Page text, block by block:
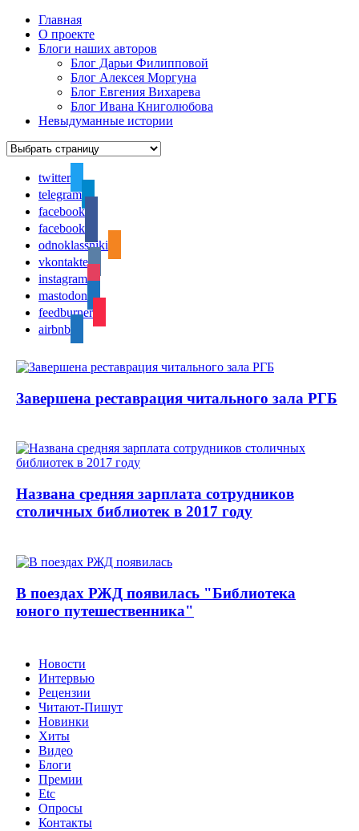
Главная
О проекте
Блоги наших авторов
Блог Дарьи Филипповой
Блог Алексея Моргуна
Блог Евгения Вихарева
Блог Ивана Книголюбова
Невыдуманные истории
twitter
telegram
facebook
facebook
odnoklassniki
vkontakte
instagram
mastodon
feedburner
airbnb
Завершена реставрация читального зала РГБ
Названа средняя зарплата сотрудников
столичных библиотек в 2017 году
В поездах РЖД появилась "Библиотека
юного путешественника"
Новости
Интервью
Рецензии
Читают-Пишут
Новинки
Хиты
Видео
Блоги
Премии
Etc
Опросы
Контакты